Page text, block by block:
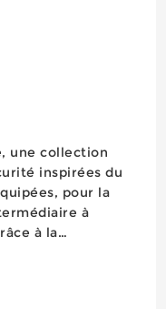
une collection
inspirées du
pour la
à
à la